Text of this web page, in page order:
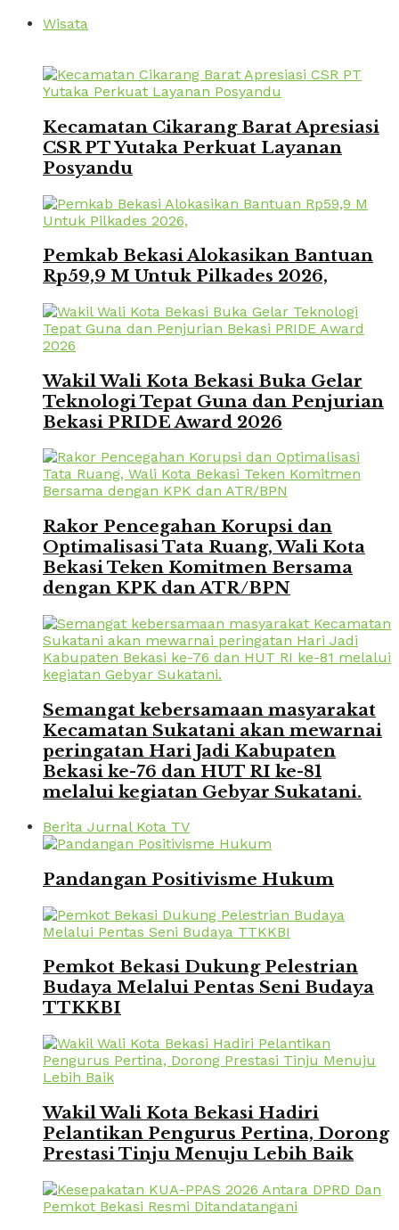
Wisata
Kecamatan Cikarang Barat Apresiasi
CSR PT Yutaka Perkuat Layanan
Posyandu
Pemkab Bekasi Alokasikan Bantuan
Rp59,9 M Untuk Pilkades 2026,
Wakil Wali Kota Bekasi Buka Gelar
Teknologi Tepat Guna dan Penjurian
Bekasi PRIDE Award 2026
Rakor Pencegahan Korupsi dan
Optimalisasi Tata Ruang, Wali Kota
Bekasi Teken Komitmen Bersama
dengan KPK dan ATR/BPN
Semangat kebersamaan masyarakat
Kecamatan Sukatani akan mewarnai
peringatan Hari Jadi Kabupaten
Bekasi ke-76 dan HUT RI ke-81
melalui kegiatan Gebyar Sukatani.
Berita Jurnal Kota TV
Pandangan Positivisme Hukum
Pemkot Bekasi Dukung Pelestrian
Budaya Melalui Pentas Seni Budaya
TTKKBI
Wakil Wali Kota Bekasi Hadiri
Pelantikan Pengurus Pertina, Dorong
Prestasi Tinju Menuju Lebih Baik